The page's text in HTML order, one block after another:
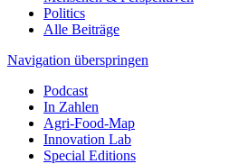
Politics
Alle Beiträge
Navigation überspringen
Podcast
In Zahlen
Agri-Food-Map
Innovation Lab
Special Editions